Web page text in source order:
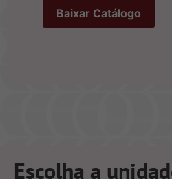
Escolha a